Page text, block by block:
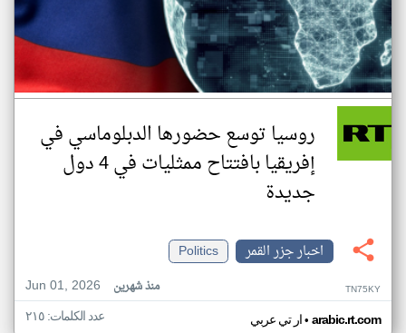
روسيا توسع حضورها الدبلوماسي في
إفريقيا بافتتاح ممثليات في 4 دول
جديدة
اخبار جزر القمر
Politics
Jun 01, 2026
منذ شهرين TN75KY
ار تي عربي• arabic.rt.com عدد الكلمات: ٢١٥